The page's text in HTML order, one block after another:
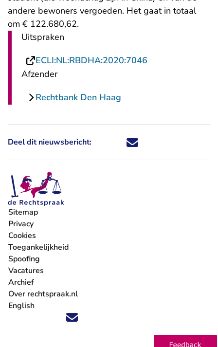
andere bewoners vergoeden. Het gaat in totaal
om € 122.680,62.
Uitspraken
ECLI:NL:RBDHA:2020:7046
Afzender
Rechtbank Den Haag
Deel dit nieuwsbericht: Deel dit nieuwsbericht via X -
Deel dit nieuwsbericht via
Deel dit nieuwsbericht
Deel dit
Volg ons op X (Twitter) - U verlaat Rechtspraak.nl
Volg ons op Facebook - U verlaat Rechtspraak.nl
Volg ons op Instagram - U verlaat Rechtspraak.nl
Volg ons op Youtube - U verlaat Rechtspraak.nl
Volg ons op LinkedIn - U verlaat
'Blijf op de hoogte' nieuwsbrief - U verlaat
Sitemap
Privacy
Cookies
Toegankelijkheid
Spoofing
Vacatures
- U verlaat Rechtspraak.nl
Archief
Over rechtspraak.nl
English